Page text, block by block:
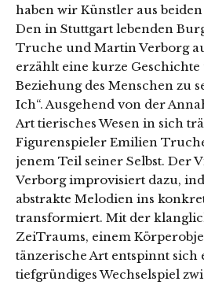
haben wir Künstler aus
Den in Stuttgart lebenden
Truche und Martin Verborg
erzählt eine kurze
Beziehung des Menschen zu
Ich“. Ausgehend von der
Art tierisches Wesen in sich
Figurenspieler Emilien
jenem Teil seiner Selbst. Der
Verborg improvisiert dazu,
abstrakte Melodien ins
transformiert. Mit der
ZeiTraums, einem
tänzerische Art entspinnt sich
tiefgründiges Wechselspiel